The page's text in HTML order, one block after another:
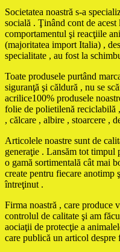
Societatea noastră s-a
socială . Ţinând cont de
comportamentul şi reacţiile
(majoritatea import Italia) ,
specialitate , au fost la
Toate produsele purtând
siguranţă şi căldură , nu se
acrilice100% produsele
folie de polietilenă reciclabilă
, călcare , albire , stoarcere ,
Articolele noastre sunt de
generaţie . Lansăm tot timpul
o gamă sortimentală cât mai
create pentru fiecare anotimp
întreţinut .
Firma noastră , care produce
controlul de calitate şi am
aociaţii de protecţie a
care publică un articol despre